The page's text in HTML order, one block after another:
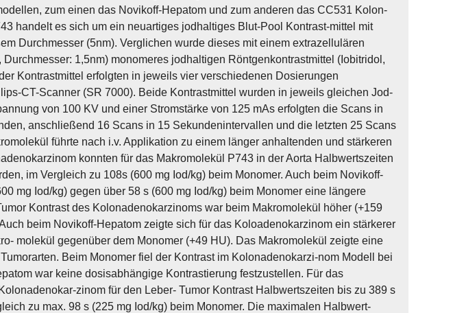
zum einen das Novikoff-Hepatom und zum anderen das CC531 Kolon-
handelt es sich um ein neuartiges jodhaltiges Blut-Pool Kontrast-mittel mit
Durchmesser (5nm). Verglichen wurde dieses mit einem extrazellulären
1,5nm) monomeres jodhaltigen Röntgenkontrastmittel (Iobitridol,
Kontrastmittel erfolgten in jeweils vier verschiedenen Dosierungen
CT-Scanner (SR 7000). Beide Kontrastmittel wurden in jeweils gleichen Jod-
von 100 KV und einer Stromstärke von 125 mAs erfolgten die Scans in
anschließend 16 Scans in 15 Sekundenintervallen und die letzten 25 Scans
führte nach i.v. Applikation zu einem länger anhaltenden und stärkeren
konnten für das Makromolekül P743 in der Aorta Halbwertszeiten
im Vergleich zu 108s (600 mg Iod/kg) beim Monomer. Auch beim Novikoff-
mg Iod/kg) gegen über 58 s (600 mg Iod/kg) beim Monomer eine längere
Kontrast des Kolonadenokarzinoms war beim Makromolekül höher (+159
beim Novikoff-Hepatom zeigte sich für das Koloadenokarzinom ein stärkerer
molekül gegenüber dem Monomer (+49 HU). Das Makromolekül zeigte eine
Beim Monomer fiel der Kontrast im Kolonadenokarzi-nom Modell bei
war keine dosisabhängige Kontrastierung festzustellen. Für das
zinom für den Leber- Tumor Kontrast Halbwertszeiten bis zu 389 s
zu max. 98 s (225 mg Iod/kg) beim Monomer. Die maximalen Halbwert-